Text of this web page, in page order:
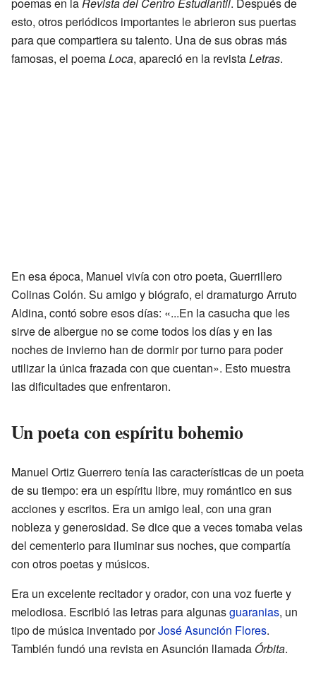
esto, otros periódicos importantes le abrieron sus puertas
para que compartiera su talento. Una de sus obras más
famosas, el poemaLoca, apareció en la revistaLetras.
En esa época, Manuel vivía con otro poeta, Guerrillero
Colinas Colón. Su amigo y biógrafo, el dramaturgo Arruto
Aldina, contó sobre esos días: «...En la casucha que les
sirve de albergue no se come todos los días y en las
noches de invierno han de dormir por turno para poder
utilizar la única frazada con que cuentan». Esto muestra
las dificultades que enfrentaron.
Un poeta con espíritu bohemio
Manuel Ortiz Guerrero tenía las características de un poeta
de su tiempo: era un espíritu libre, muy romántico en sus
acciones y escritos. Era un amigo leal, con una gran
nobleza y generosidad. Se dice que a veces tomaba velas
del cementerio para iluminar sus noches, que compartía
con otros poetas y músicos.
Era un excelente recitador y orador, con una voz fuerte y
melodiosa. Escribió las letras para algunasguaranias, un
tipo de música inventado porJosé Asunción Flores.
También fundó una revista en Asunción llamada Órbita.